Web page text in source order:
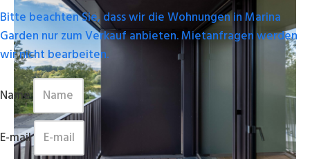
Bitte beachten Sie, dass wir die Wohnungen in Marina
Garden nur zum Verkauf anbieten. Mietanfragen werden
wir nicht bearbeiten.
Name
E-mail